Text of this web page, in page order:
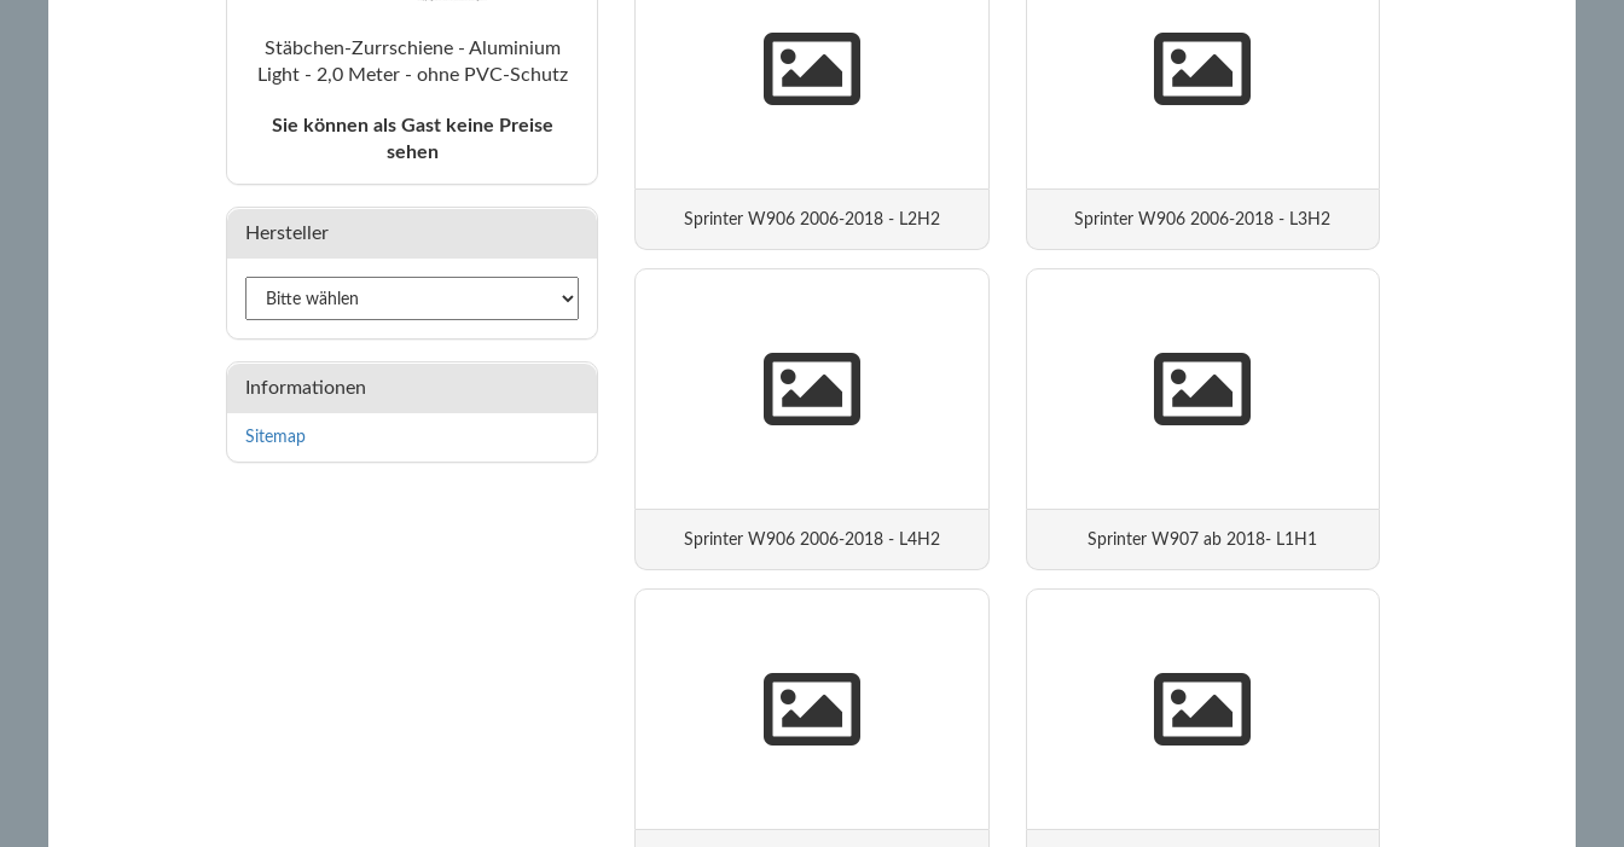
Sprinter W906 2006-2018 - L2H2 Sprinter W906 2006-2018 - L3H2
Sprinter W906 2006-2018 - L4H2 Sprinter W907 ab 2018- L1H1
Stäbchen-Zurrschiene - Aluminium
Light - 2,0 Meter - ohne PVC-Schutz
Sie können als Gast keine Preise
sehen
Hersteller
Informationen
Sitemap